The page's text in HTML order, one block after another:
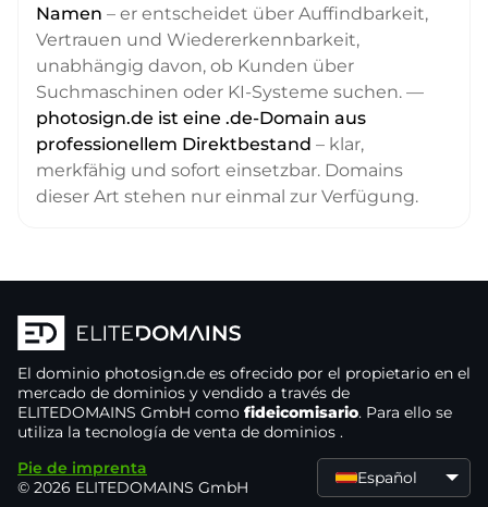
Namen – er entscheidet über Auffindbarkeit,
Vertrauen und Wiedererkennbarkeit,
unabhängig davon, ob Kunden über
Suchmaschinen oder KI-Systeme suchen. —
photosign.de ist eine .de-Domain aus
professionellem Direktbestand – klar,
merkfähig und sofort einsetzbar. Domains
dieser Art stehen nur einmal zur Verfügung.
El dominio photosign.de es ofrecido por el propietario en el
mercado de dominios y vendido a través de
ELITEDOMAINS GmbH como fideicomisario. Para ello se
utiliza la tecnología de venta de dominios .
Pie de imprenta
© 2026 ELITEDOMAINS GmbH
Español